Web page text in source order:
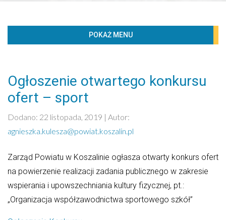
BIBLIOTECZKA
PROJEKTY
Ogłoszenie otwartego konkursu
ofert – sport
Dodano: 22 listopada, 2019 | Autor:
agnieszka.kulesza@powiat.koszalin.pl
Zarząd Powiatu w Koszalinie ogłasza otwarty konkurs ofert
na powierzenie realizacji zadania publicznego w zakresie
wspierania i upowszechniania kultury fizycznej, pt.:
„Organizacja współzawodnictwa sportowego szkół”
POKAŻ MENU
Według kategorii
Ogólne
Powiatowa Rada Seniorów w Koszalinie
Powiatowe Centrum Pomocy Rodzinie
Rada powiatu